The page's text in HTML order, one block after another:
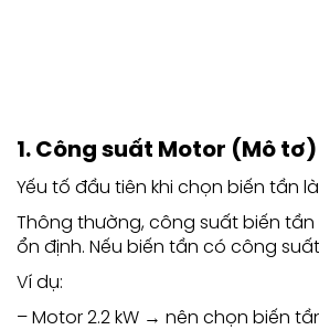
1. Công suất Motor (Mô tơ)
Yếu tố đầu tiên khi chọn biến tần
Thông thường, công suất biến
ổn định. Nếu biến tần có công
Ví dụ:
– Motor 2.2 kW → nên chọn biến